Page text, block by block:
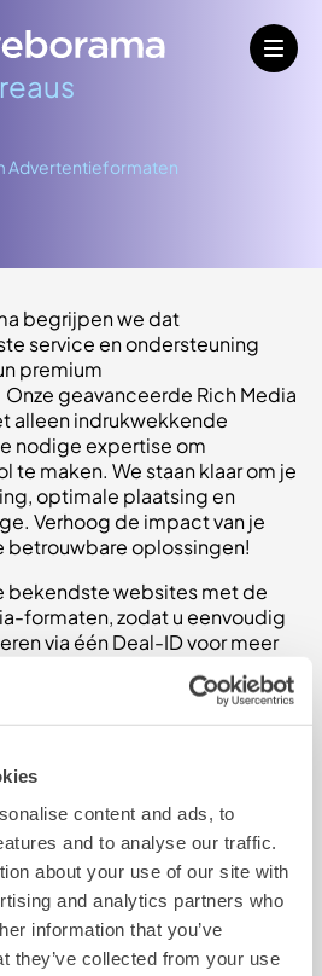
content and ads, to
and to analyse our traffic.
about your use of our site with
and analytics partners who
information that you’ve
they’ve collected from your use
Advertentieformaten
begrijpen we dat
service en ondersteuning
premium
geavanceerde Rich Media
alleen indrukwekkende
nodige expertise om
te maken. We staan klaar om je
optimale plaatsing en
Verhoog de impact van je
betrouwbare oplossingen!
bekendste websites met de
formaten, zodat u eenvoudig
via één Deal-ID voor meer
Benchmarks